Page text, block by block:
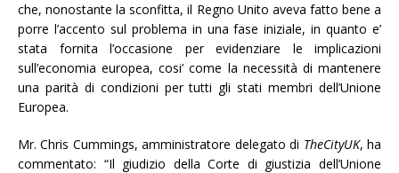
che, nonostante la sconfitta, il Regno Unito aveva fatto bene a
porre l’accento sul problema in una fase iniziale, in quanto e’
stata fornita l’occasione per evidenziare le implicazioni
sull’economia europea, cosi’ come la necessità di mantenere
una parità di condizioni per tutti gli stati membri dell’Unione
Europea.
Mr. Chris Cummings, amministratore delegato di TheCityUK, ha
commentato: “Il giudizio della Corte di giustizia dell’Unione